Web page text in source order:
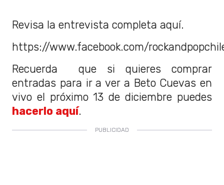
Revisa la entrevista completa aquí.
https://www.facebook.com/
Recuerda que si quieres comprar
entradas para ir a ver a Beto Cuevas en
vivo el próximo 13 de diciembre puedes
hacerlo aquí.